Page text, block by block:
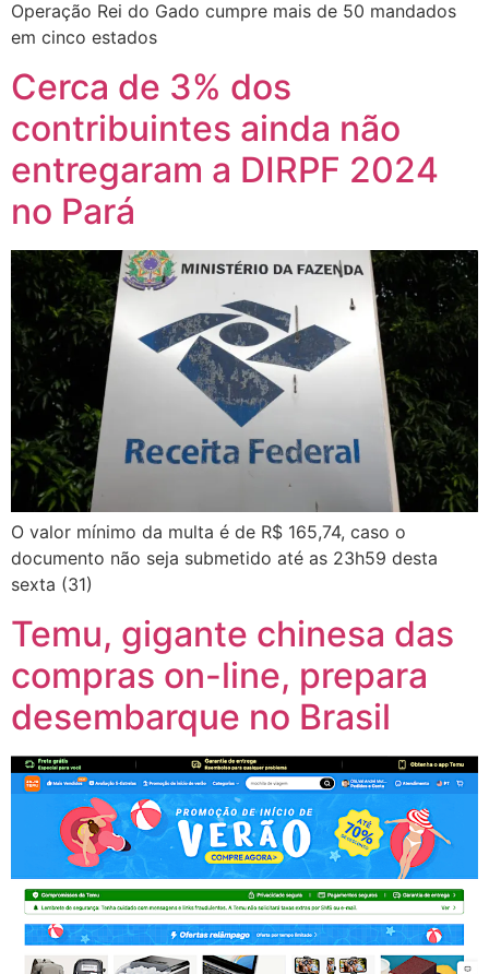
Operação Rei do Gado cumpre mais de 50 mandados
em cinco estados
Cerca de 3% dos
contribuintes ainda não
entregaram a DIRPF 2024
no Pará
O valor mínimo da multa é de R$ 165,74, caso o
documento não seja submetido até as 23h59 desta
sexta (31)
Temu, gigante chinesa das
compras on-line, prepara
desembarque no Brasil